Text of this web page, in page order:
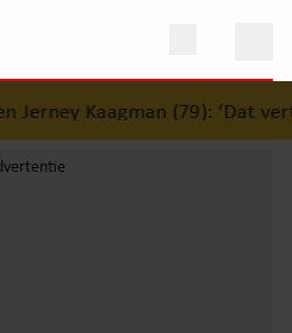
(79): ‘Dat vertrouwen zal